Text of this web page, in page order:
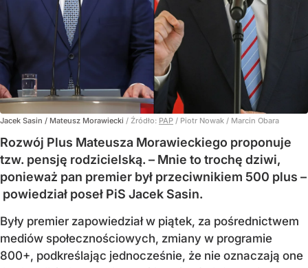
Jacek Sasin / Mateusz Morawiecki / Źródło: PAP / Piotr Nowak / Marcin Obara
Rozwój Plus Mateusza Morawieckiego proponuje
tzw. pensję rodzicielską. – Mnie to trochę dziwi,
ponieważ pan premier był przeciwnikiem 500 plus –
powiedział poseł PiS Jacek Sasin.
Były premier zapowiedział w piątek, za pośrednictwem
mediów społecznościowych, zmiany w programie
800+, podkreślając jednocześnie, że nie oznaczają one